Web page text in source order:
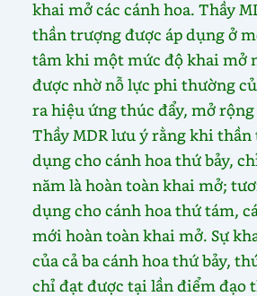
khai mở các cánh hoa. Thầy
thần trượng được áp dụng ở
tâm khi một mức độ khai mở
được nhờ nỗ lực phi thường
ra hiệu ứng thúc đẩy, mở
Thầy MDR lưu ý rằng khi
dụng cho cánh hoa thứ bảy,
năm là hoàn toàn khai mở;
dụng cho cánh hoa thứ tám,
mới hoàn toàn khai mở. Sự
của cả ba cánh hoa thứ bảy,
chỉ đạt được tại lần điểm đạo